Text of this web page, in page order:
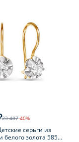
23 487-40%
серьги из
белого золота 585